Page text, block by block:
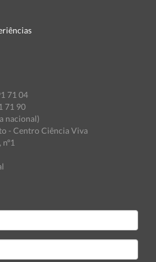
71 04
71 90
nacional)
- Centro Ciência Viva